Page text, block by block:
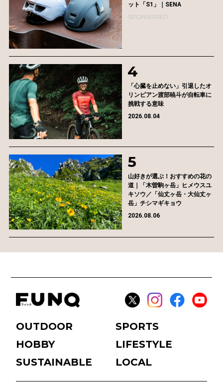
ット「S1」｜SENA
SPONSORED
「心臓を止めない」引退したオ
リンピアン渡部暁斗が自転車に
挑戦する意味
2026.08.04
山好きが選ぶ！おすすめの花の
道｜「木曽駒ヶ岳」ヒメウスユ
キソウ／「仙丈ヶ岳・大仙丈ヶ
岳」チシマギキョウ
2026.08.06
OUTDOOR
SPORTS
HOBBY
LIFESTYLE
SUSTAINABLE
LOCAL